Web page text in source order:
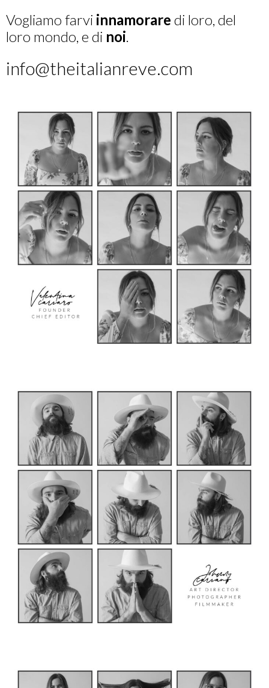
Vogliamo farvi innamorare di loro, del
loro mondo, e di noi.
info@theitalianreve.com